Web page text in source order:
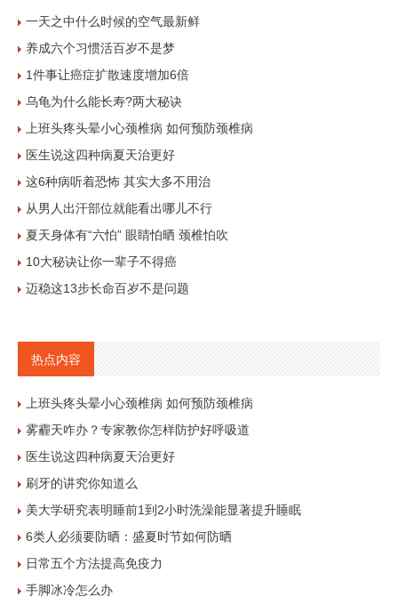
一天之中什么时候的空气最新鲜
养成六个习惯活百岁不是梦
1件事让癌症扩散速度增加6倍
乌龟为什么能长寿?两大秘诀
上班头疼头晕小心颈椎病 如何预防颈椎病
医生说这四种病夏天治更好
这6种病听着恐怖 其实大多不用治
从男人出汗部位就能看出哪儿不行
夏天身体有“六怕” 眼睛怕晒 颈椎怕吹
10大秘诀让你一辈子不得癌
迈稳这13步长命百岁不是问题
热点内容
上班头疼头晕小心颈椎病 如何预防颈椎病
雾霾天咋办？专家教你怎样防护好呼吸道
医生说这四种病夏天治更好
刷牙的讲究你知道么
美大学研究表明睡前1到2小时洗澡能显著提升睡眠
6类人必须要防晒：盛夏时节如何防晒
日常五个方法提高免疫力
手脚冰冷怎么办